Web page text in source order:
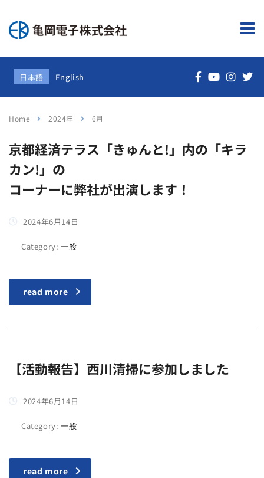
日本語 English
Home 2024年 6月
京都経済テラス「きゅんと!」内の「キラ
カン!」の
コーナーに弊社が出演します！
2024年6月14日
Category: 一般
read more
【活動報告】西川清掃に参加しました
2024年6月14日
Category: 一般
read more